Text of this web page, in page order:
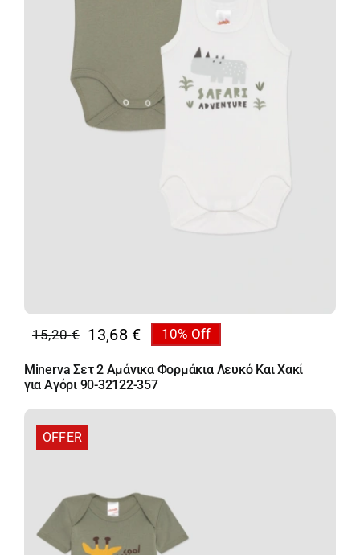
15,20€
Original
price
was:
13,68 €
Η
τρέχουσα
τιμή
13,68 €.
10% Off
Minerva Σετ 2 Αμάνικα Φορμάκια Λευκό Και Χακί
για Αγόρι 90-32122-357
OFFER